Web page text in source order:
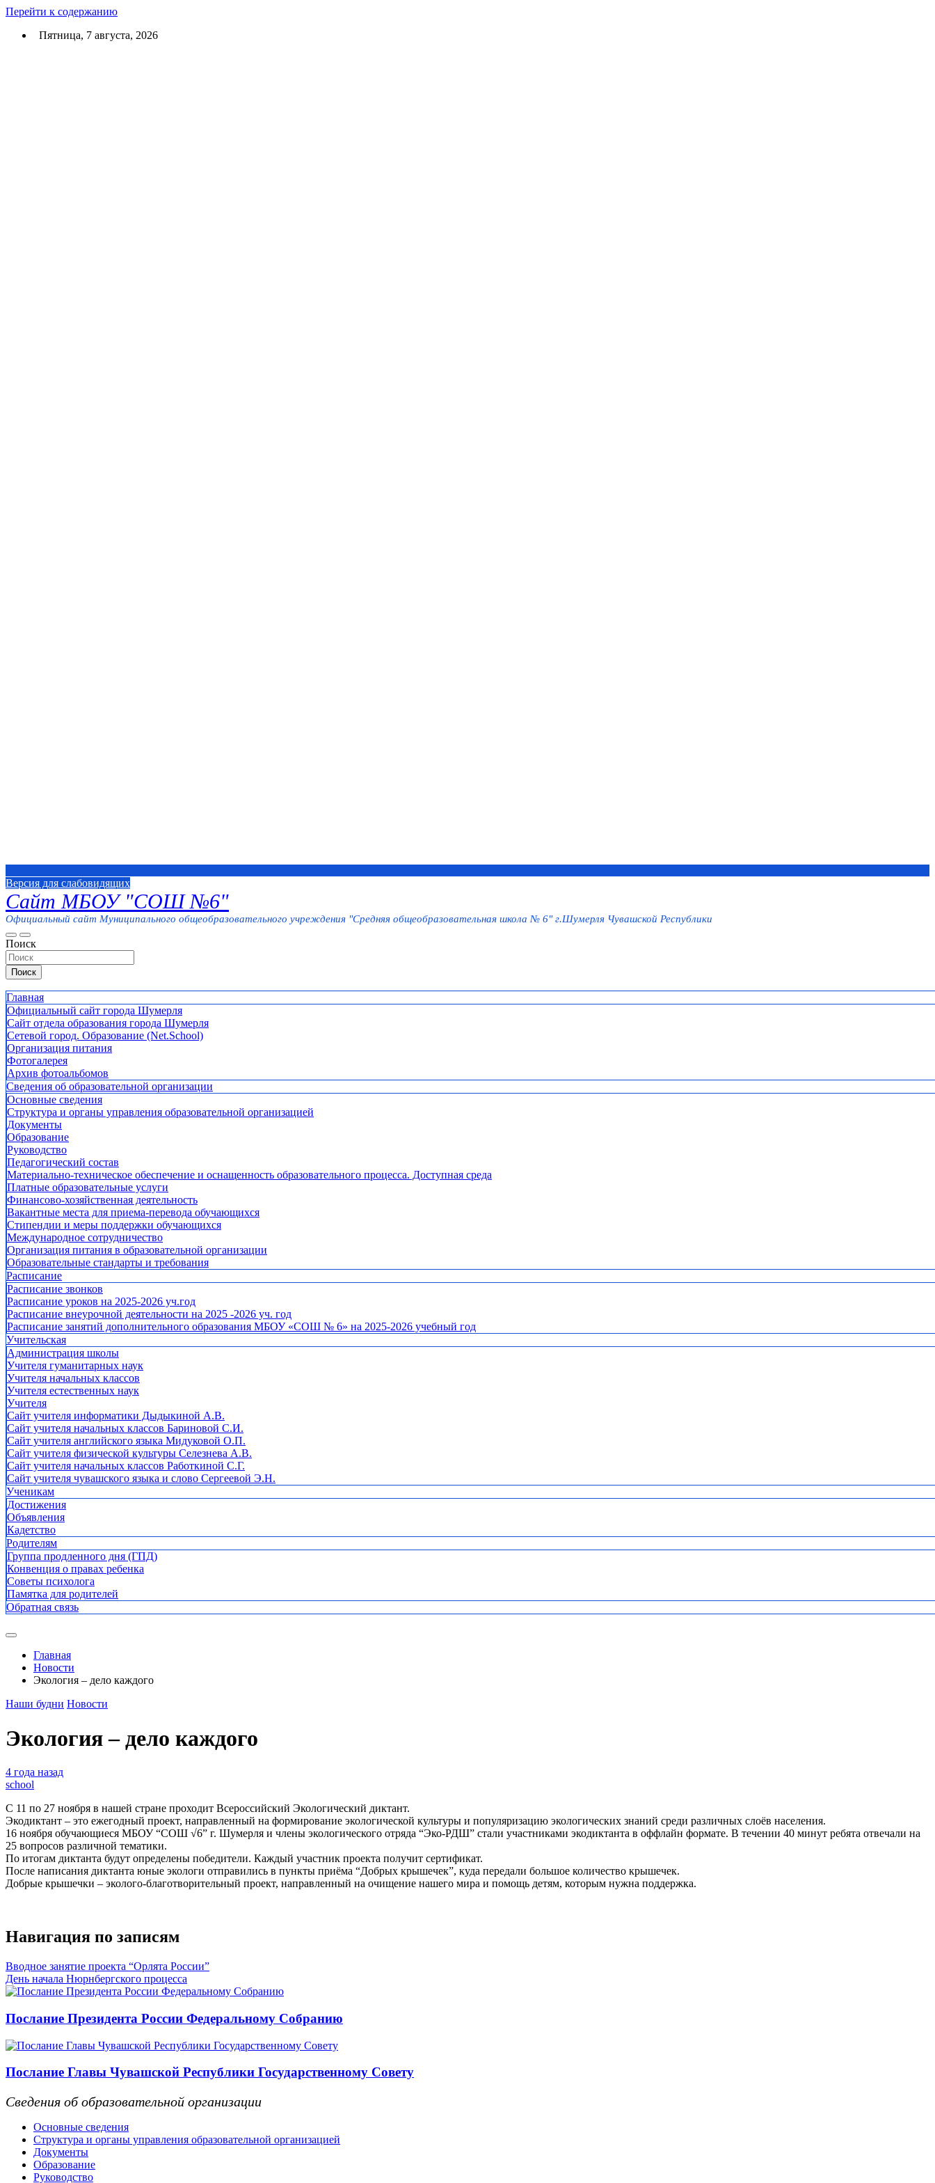
Перейти к содержанию
Пятница, 7 августа, 2026
Версия для слабовидящих
Сайт МБОУ "СОШ №6"
Официальный сайт Муниципального общеобразовательного учреждения "Средняя общеобразовательная школа № 6" г.Шумерля Чувашской Республики
Поиск
Поиск
Главная
Официальный сайт города Шумерля
Сайт отдела образования города Шумерля
Сетевой город. Образование (Net.School)
Организация питания
Фотогалерея
Архив фотоальбомов
Сведения об образовательной организации
Основные сведения
Структура и органы управления образовательной организацией
Документы
Образование
Руководство
Педагогический состав
Материально-техническое обеспечение и оснащенность образовательного процесса. Доступная среда
Платные образовательные услуги
Финансово-хозяйственная деятельность
Вакантные места для приема-перевода обучающихся
Стипендии и меры поддержки обучающихся
Международное сотрудничество
Организация питания в образовательной организации
Образовательные стандарты и требования
Расписание
Расписание звонков
Расписание уроков на 2025-2026 уч.год
Расписание внеурочной деятельности на 2025 -2026 уч. год
Расписание занятий дополнительного образования МБОУ «СОШ № 6» на 2025-2026 учебный год
Учительская
Администрация школы
Учителя гуманитарных наук
Учителя начальных классов
Учителя естественных наук
Учителя
Cайт учителя информатики Дыдыкиной А.В.
Сайт учителя начальных классов Бариновой С.И.
Сайт учителя английского языка Мидуковой О.П.
Сайт учителя физической культуры Селезнева А.В.
Сайт учителя начальных классов Работкиной С.Г.
Сайт учителя чувашского языка и слово Сергеевой Э.Н.
Ученикам
Достижения
Объявления
Кадетство
Родителям
Группа продленного дня (ГПД)
Конвенция о правах ребенка
Советы психолога
Памятка для родителей
Обратная связь
Главная
Новости
Экология – дело каждого
Наши будни Новости
Экология – дело каждого
4 года назад
school
С 11 по 27 ноября в нашей стране проходит Всероссийский Экологический диктант.
Экодиктант – это ежегодный проект, направленный на формирование экологической культуры и популяризацию экологических знаний среди различных слоёв населения.
16 ноября обучающиеся МБОУ “СОШ √6” г. Шумерля и члены экологического отряда “Эко-РДШ” стали участниками экодиктанта в оффлайн формате. В течении 40 минут ребята отвечали на
25 вопросов различной тематики.
По итогам диктанта будут определены победители. Каждый участник проекта получит сертификат.
После написания диктанта юные экологи отправились в пункты приёма “Добрых крышечек”, куда передали большое количество крышечек.
Добрые крышечки – эколого-благотворительный проект, направленный на очищение нашего мира и помощь детям, которым нужна поддержка.
Навигация по записям
Вводное занятие проекта “Орлята России”
День начала Нюрнбергского процесса
Послание Президента России Федеральному Собранию
Послание Главы Чувашской Республики Государственному Совету
Сведения об образовательной организации
Основные сведения
Структура и органы управления образовательной организацией
Документы
Образование
Руководство